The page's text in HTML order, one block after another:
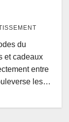
du
et cadeaux
entre
les…